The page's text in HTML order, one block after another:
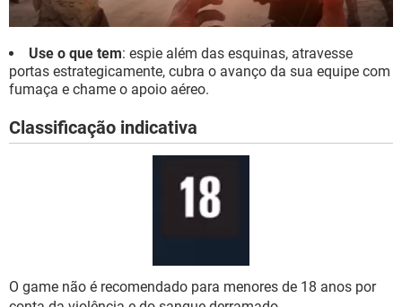
Use o que tem: espie além das esquinas, atravesse
portas estrategicamente, cubra o avanço da sua equipe com
fumaça e chame o apoio aéreo.
Classificação indicativa
O game não é recomendado para menores de 18 anos por